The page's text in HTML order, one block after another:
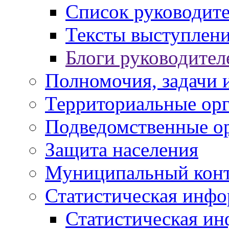
Список
Тексты
Блоги
Полномочия, задачи
Территориальные
Подведомственные
Защита населения
Муниципальный
Статистическая
Статистическая